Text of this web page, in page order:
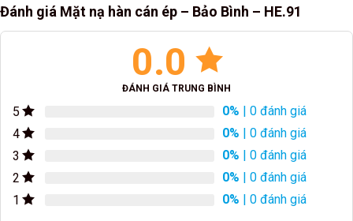
Đánh giá Mặt nạ hàn cán ép – Bảo Bình – HE.91
0.0
ĐÁNH GIÁ TRUNG BÌNH
5 0% | 0 đánh giá
4
0% | 0 đánh giá
3
0% | 0 đánh giá
2
0% | 0 đánh giá
1
0% | 0 đánh giá